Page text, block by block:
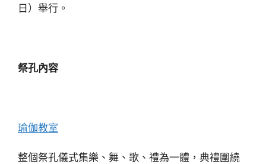
日）舉行。
祭孔內容
瑜伽教室
整個祭孔儀式集樂、舞、歌、禮為一體，典禮圍繞